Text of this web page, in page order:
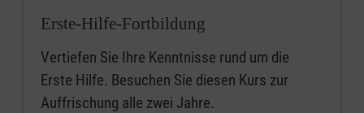
Erste-Hilfe-Fortbildung
Vertiefen Sie Ihre Kenntnisse rund um die
Erste Hilfe. Besuchen Sie diesen Kurs zur
Auffrischung alle zwei Jahre.